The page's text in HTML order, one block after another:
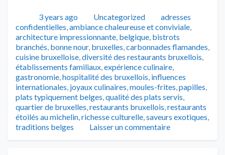
Publié3 years ago Catégories
Uncategorized Tags
adresses
confidentielles,ambiance chaleureuse et conviviale,
architecture impressionnante, belgique, bistrots
branchés, bonne nour, bruxelles,carbonnades flamandes,
cuisine bruxelloise,diversité des restaurants bruxellois,
établissements familiaux,expérience culinaire,
gastronomie,hospitalité des bruxellois, influences
internationales, joyaux culinaires,moules-frites,papilles,
plats typiquement belges,qualité des plats servis,
quartier de bruxelles,restaurants bruxellois,restaurants
étoilés au michelin,richesse culturelle,saveurs exotiques,
traditions belges
Laisser un commentaire